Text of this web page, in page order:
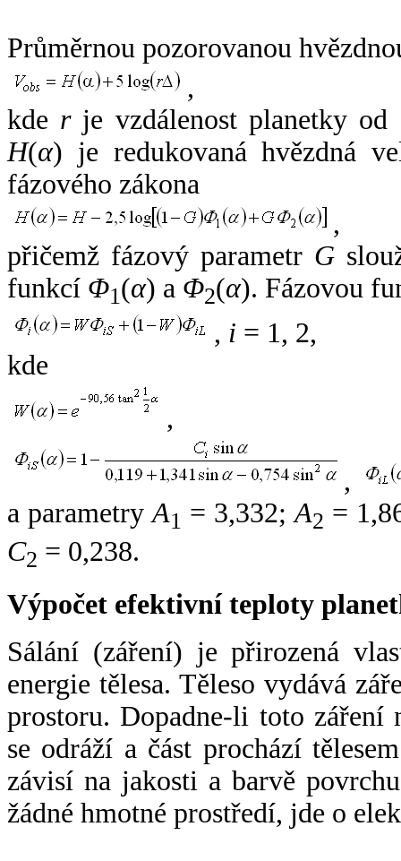
Průměrnou pozorovanou
,
kde rje vzdálenost planetky od
H(α) je redukovaná hvězdná
fázového zákona
,
přičemž fázový parametr G
funkcí Φ1(α) a Φ2(α). Fázovou
, i = 1, 2,
kde
,
,
a parametryA1 = 3,332;A2 =
C2 = 0,238.
Výpočet efektivní teploty
Sálání (záření) je přirozená
energie tělesa. Těleso vydává
prostoru. Dopadne-li toto záření
se odráží a část prochází
závisí na jakosti a barvě
žádné hmotné prostředí, jde o